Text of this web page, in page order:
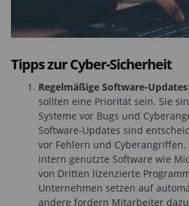
Tipps zur Cyber-Sicherheit
Regelmäßige Software-Updates
sollten eine Priorität sein. Sie
Systeme vor Bugs und
Software-Updates sind
vor Fehlern und
intern genutzte Software wie
von Dritten lizenzierte
Unternehmen setzen auf
andere fordern Mitarbeiter